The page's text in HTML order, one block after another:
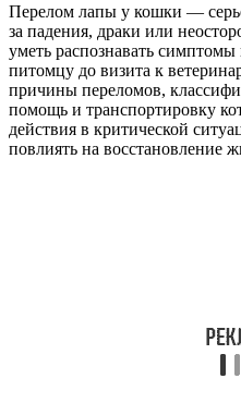
Перелом лапы у кошки —
за падения, драки или
уметь распознавать
питомцу до визита к
причины переломов,
помощь и транспортировку
действия в критической
повлиять на восстановление